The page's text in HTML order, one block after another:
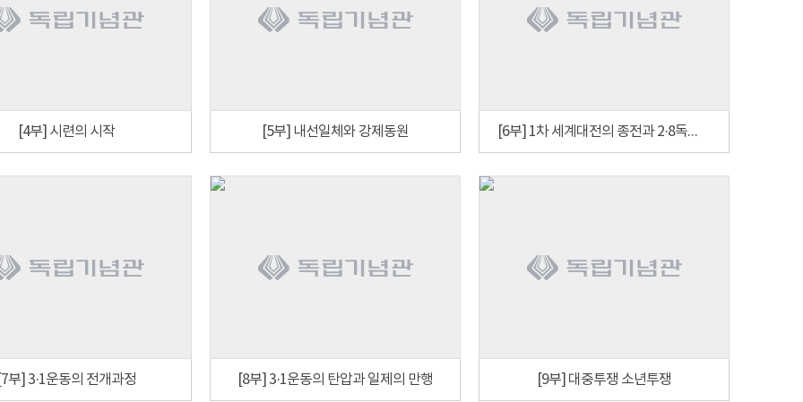
[4부] 시련의 시작 [5부] 내선일체와 강제동원 [6부] 1차 세계대전의 종전과 2·8독립선언
부] 3·1운동의 전개과정 [8부] 3·1운동의 탄압과 일제의 만행 [9부] 대중투쟁 소년투쟁